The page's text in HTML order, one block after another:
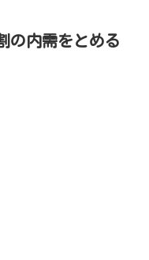
の内需をとめる